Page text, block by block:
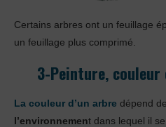
Certains arbres ont un feuillage
un feuillage plus comprimé.
3-Peinture,
La couleur d’un arbre dépend
l’environnement dans lequel il se